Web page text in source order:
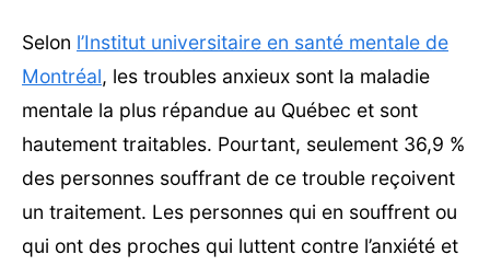
Selon l’Institut universitaire en santé mentale de
Montréal, les troubles anxieux sont la maladie
mentale la plus répandue au Québec et sont
hautement traitables. Pourtant, seulement 36,9 %
des personnes souffrant de ce trouble reçoivent
un traitement. Les personnes qui en souffrent ou
qui ont des proches qui luttent contre l’anxiété et